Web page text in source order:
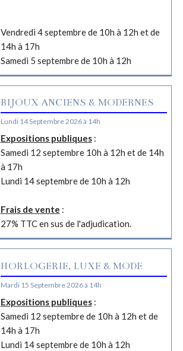
Vendredi 4 septembre de 10h à 12h et de
14h à 17h
Samedi 5 septembre de 10h à 12h
BIJOUX ANCIENS & MODERNES
Lundi 14 Septembre 2026 à 14h
Expositions publiques:
Samedi 12 septembre 10h à 12h et de 14h
à 17h
Lundi 14 septembre de 10h à 12h
Frais de vente :
27% TTC en sus de l'adjudication.
HORLOGERIE, LUXE & MODE
Mardi 15 Septembre 2026 à 14h
Expositions publiques:
Samedi 12 septembre de 10h à 12h et de
14h à 17h
Lundi 14 septembre de 10h à 12h